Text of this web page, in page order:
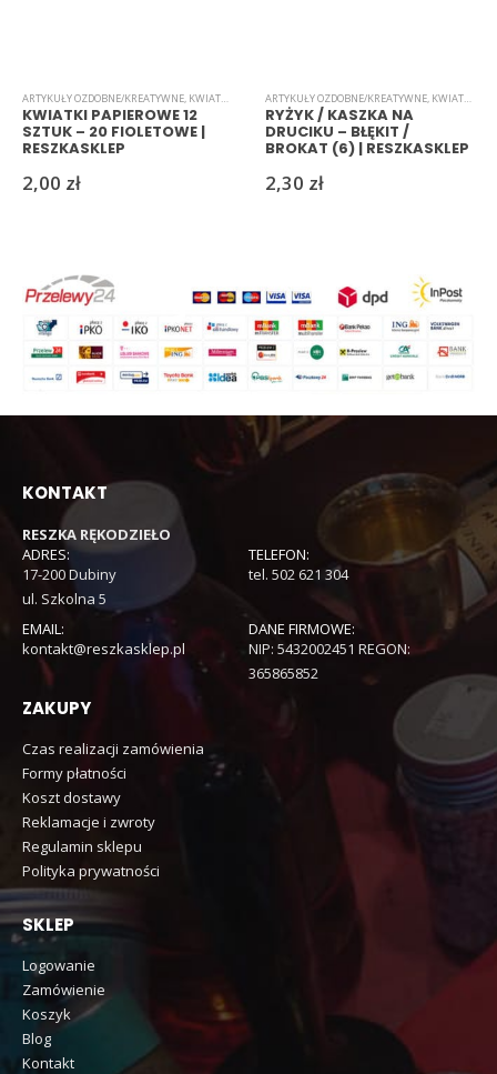
ARTYKUŁY OZDOBNE/KREATYWNE, KWIATKI PAPIEROWE
KWIATKI PAPIEROWE 12
SZTUK – 20 FIOLETOWE |
RESZKASKLEP
2,00 zł
ARTYKUŁY OZDOBNE/KREATYWNE, KWIATKI
RYŻYK / KASZKA NA
DRUCIKU – BŁĘKIT /
BROKAT (6) | RESZKASKLEP
2,30 zł
KONTAKT
RESZKA RĘKODZIEŁO
ADRES:
17-200 Dubiny
ul. Szkolna 5
TELEFON:
tel. 502 621 304
EMAIL:
kontakt@reszkasklep.pl
DANE FIRMOWE:
NIP: 5432002451 REGON:
365865852
ZAKUPY
Czas realizacji zamówienia
Formy płatności
Koszt dostawy
Reklamacje i zwroty
Regulamin sklepu
Polityka prywatności
SKLEP
Logowanie
Zamówienie
Koszyk
Blog
Kontakt